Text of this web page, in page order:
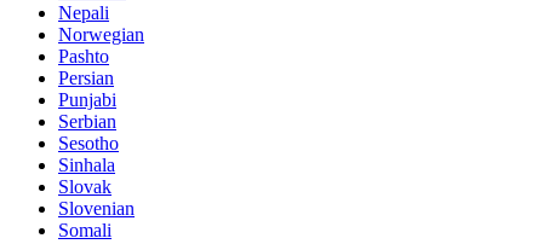
Nepali
Norwegian
Pashto
Persian
Punjabi
Serbian
Sesotho
Sinhala
Slovak
Slovenian
Somali